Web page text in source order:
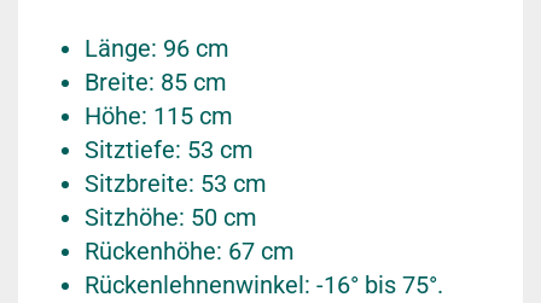
Länge: 96 cm
Breite: 85 cm
Höhe: 115 cm
Sitztiefe: 53 cm
Sitzbreite: 53 cm
Sitzhöhe: 50 cm
Rückenhöhe: 67 cm
Rückenlehnenwinkel: -16° bis 75°.